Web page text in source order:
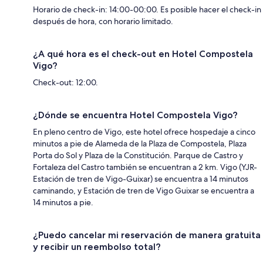
Horario de check-in: 14:00-00:00. Es posible hacer el check-in
después de hora, con horario limitado.
¿A qué hora es el check-out en Hotel Compostela
Vigo?
Check-out: 12:00.
¿Dónde se encuentra Hotel Compostela Vigo?
En pleno centro de Vigo, este hotel ofrece hospedaje a cinco
minutos a pie de Alameda de la Plaza de Compostela, Plaza
Porta do Sol y Plaza de la Constitución. Parque de Castro y
Fortaleza del Castro también se encuentran a 2 km. Vigo (YJR-
Estación de tren de Vigo-Guixar) se encuentra a 14 minutos
caminando, y Estación de tren de Vigo Guixar se encuentra a
14 minutos a pie.
¿Puedo cancelar mi reservación de manera gratuita
y recibir un reembolso total?